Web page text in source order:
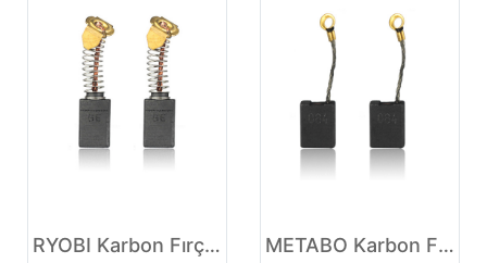
RYOBI Karbon Fırçalarının işlevi METABO Karbon Fırça (taşlama makinesi için)